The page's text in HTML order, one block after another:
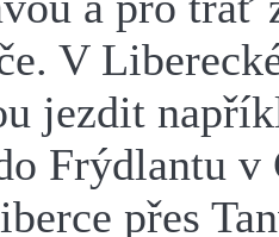
V
jezdit
Frýdlantu v
přes